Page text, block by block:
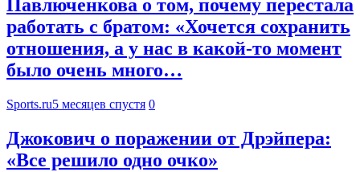
Павлюченкова о том, почему перестала
работать с братом: «Хочется сохранить
отношения, а у нас в какой-то момент
было очень много…
Sports.ru5 месяцев спустя 0
Джокович о поражении от Дрэйпера:
«Все решило одно очко»